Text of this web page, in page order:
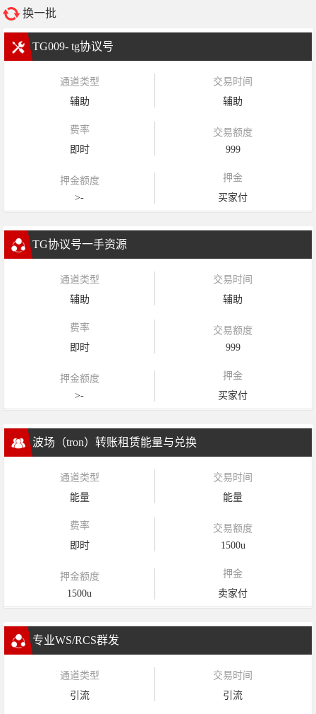
换一批
TG009- tg协议号
通道类型
辅助
交易时间
辅助
费率
即时
交易额度
999
押金额度
>-
押金
买家付
TG协议号一手资源
通道类型
辅助
交易时间
辅助
费率
即时
交易额度
999
押金额度
>-
押金
买家付
波场（tron）转账租赁能量与兑换
通道类型
能量
交易时间
能量
费率
即时
交易额度
1500u
押金额度
1500u
押金
卖家付
专业WS/RCS群发
通道类型
引流
交易时间
引流